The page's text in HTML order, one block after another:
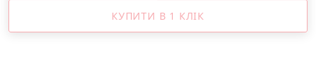
КУПИТИ В 1 КЛІК